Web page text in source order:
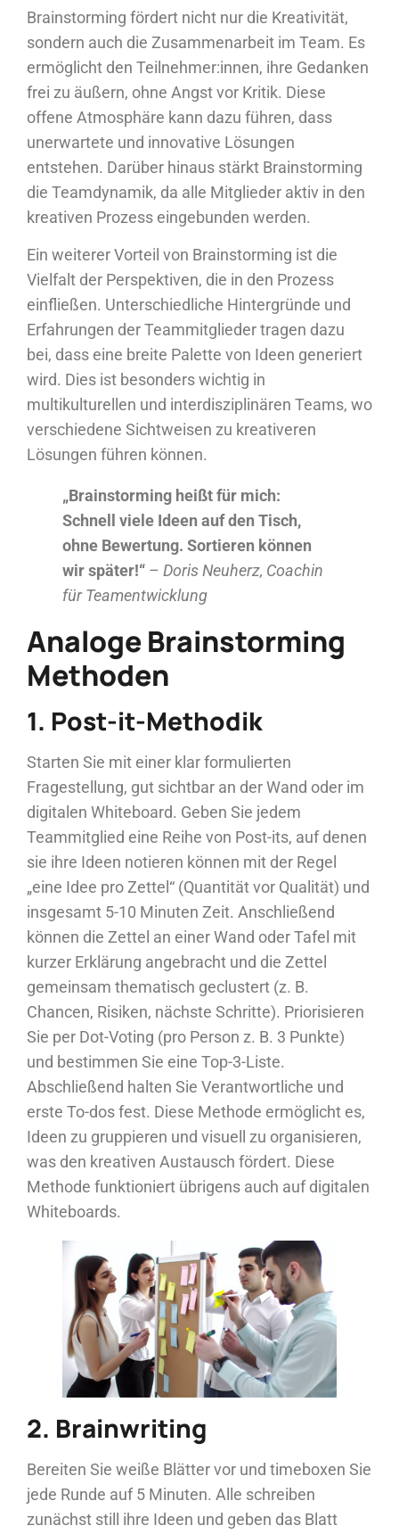
Brainstorming fördert nicht nur die Kreativität,
sondern auch die Zusammenarbeit im Team. Es
ermöglicht den Teilnehmer:innen, ihre Gedanken
frei zu äußern, ohne Angst vor Kritik. Diese
offene Atmosphäre kann dazu führen, dass
unerwartete und innovative Lösungen
entstehen. Darüber hinaus stärkt Brainstorming
die Teamdynamik, da alle Mitglieder aktiv in den
kreativen Prozess eingebunden werden.
Ein weiterer Vorteil von Brainstorming ist die
Vielfalt der Perspektiven, die in den Prozess
einfließen. Unterschiedliche Hintergründe und
Erfahrungen der Teammitglieder tragen dazu
bei, dass eine breite Palette von Ideen generiert
wird. Dies ist besonders wichtig in
multikulturellen und interdisziplinären Teams, wo
verschiedene Sichtweisen zu kreativeren
Lösungen führen können.
„Brainstorming heißt für mich:
Schnell viele Ideen auf den Tisch,
ohne Bewertung. Sortieren können
wir später!“ – Doris Neuherz, Coachin
für Teamentwicklung
Analoge Brainstorming
Methoden
1. Post-it-Methodik
Starten Sie mit einer klar formulierten
Fragestellung, gut sichtbar an der Wand oder im
digitalen Whiteboard. Geben Sie jedem
Teammitglied eine Reihe von Post-its, auf denen
sie ihre Ideen notieren können mit der Regel
„eine Idee pro Zettel“ (Quantität vor Qualität) und
insgesamt 5-10 Minuten Zeit. Anschließend
können die Zettel an einer Wand oder Tafel mit
kurzer Erklärung angebracht und die Zettel
gemeinsam thematisch geclustert (z. B.
Chancen, Risiken, nächste Schritte). Priorisieren
Sie per Dot-Voting (pro Person z. B. 3 Punkte)
und bestimmen Sie eine Top-3-Liste.
Abschließend halten Sie Verantwortliche und
erste To-dos fest. Diese Methode ermöglicht es,
Ideen zu gruppieren und visuell zu organisieren,
was den kreativen Austausch fördert. Diese
Methode funktioniert übrigens auch auf digitalen
Whiteboards.
2. Brainwriting
Bereiten Sie weiße Blätter vor und timeboxen Sie
jede Runde auf 5 Minuten. Alle schreiben
zunächst still ihre Ideen und geben das Blatt